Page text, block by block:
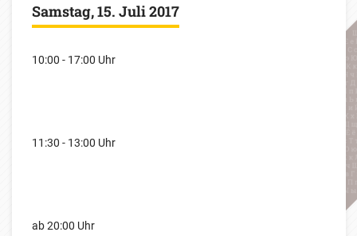
Samstag, 15. Juli 2017
10:00 - 17:00 Uhr
11:30 - 13:00 Uhr
ab 20:00 Uhr